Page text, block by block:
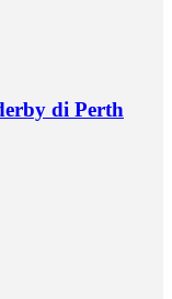
di Perth